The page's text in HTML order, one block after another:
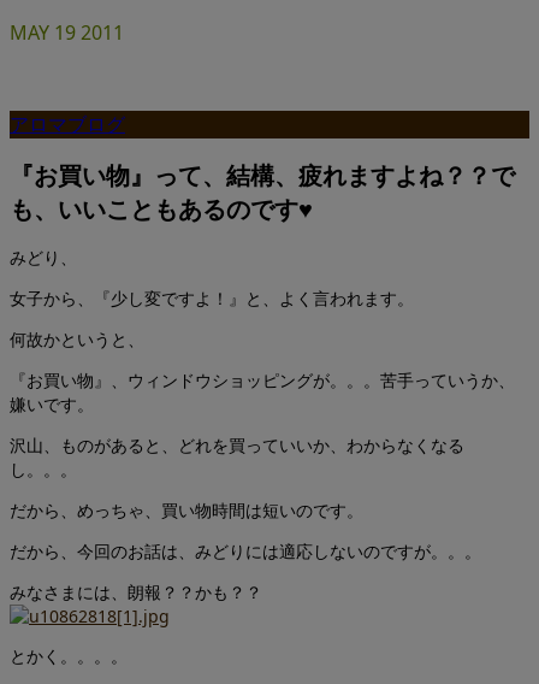
MAY 192011
アロマブログ
『お買い物』って、結構、疲れますよね？？で
も、いいこともあるのです♥
みどり、
女子から、『少し変ですよ！』と、よく言われます。
何故かというと、
『お買い物』、ウィンドウショッピングが。。。苦手っていうか、
嫌いです。
沢山、ものがあると、どれを買っていいか、わからなくなる
し。。。
だから、めっちゃ、買い物時間は短いのです。
だから、今回のお話は、みどりには適応しないのですが。。。
みなさまには、朗報？？かも？？
とかく。。。。